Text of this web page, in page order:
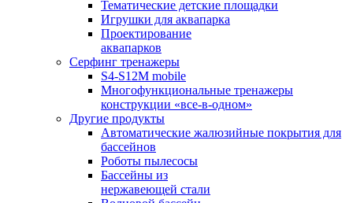
Тематические детские площадки
Игрушки для аквапарка
Проектирование
аквапарков
Серфинг тренажеры
S4-S12M mobile
Многофункциональные тренажеры
конструкции «все-в-одном»
Другие продукты
Автоматические жалюзийные покрытия для
бассейнов
Роботы пылесосы
Бассейны из
нержавеющей стали